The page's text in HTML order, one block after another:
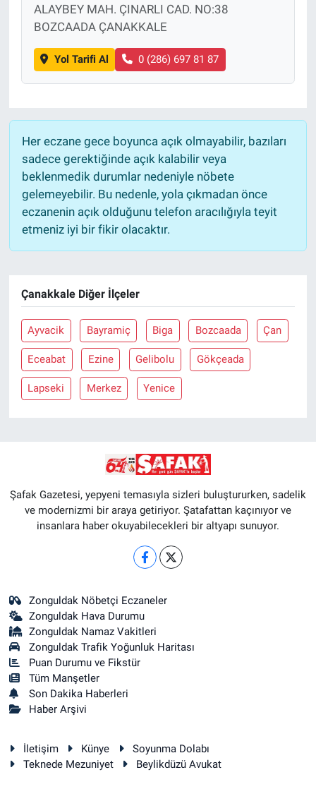
ALAYBEY MAH. ÇINARLI CAD. NO:38
BOZCAADA ÇANAKKALE
Yol Tarifi Al 0 (286) 697 81 87
Her eczane gece boyunca açık olmayabilir, bazıları
sadece gerektiğinde açık kalabilir veya
beklenmedik durumlar nedeniyle nöbete
gelemeyebilir. Bu nedenle, yola çıkmadan önce
eczanenin açık olduğunu telefon aracılığıyla teyit
etmeniz iyi bir fikir olacaktır.
Çanakkale Diğer İlçeler
Ayvacik Bayramiç Biga Bozcaada Çan
Eceabat Ezine Gelibolu Gökçeada
Lapseki Merkez Yenice
Şafak Gazetesi, yepyeni temasıyla sizleri buluştururken, sadelik
ve modernizmi bir araya getiriyor. Şatafattan kaçınıyor ve
insanlara haber okuyabilecekleri bir altyapı sunuyor.
Zonguldak Nöbetçi Eczaneler
Zonguldak Hava Durumu
Zonguldak Namaz Vakitleri
Zonguldak Trafik Yoğunluk Haritası
Puan Durumu ve Fikstür
Tüm Manşetler
Son Dakika Haberleri
Haber Arşivi
İletişim Künye
Soyunma Dolabı
Teknede Mezuniyet
Beylikdüzü Avukat